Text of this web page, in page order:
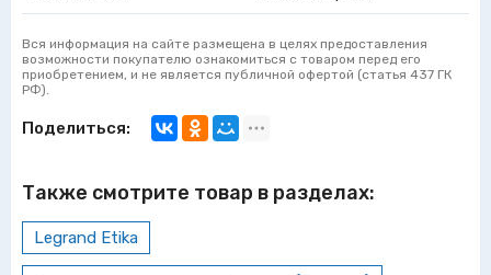
Вся информация на сайте размещена в целях предоставления
возможности покупателю ознакомиться с товаром перед его
приобретением, и не является публичной офертой (статья 437 ГК
РФ).
Поделиться:
Также смотрите товар в разделах:
Legrand Etika